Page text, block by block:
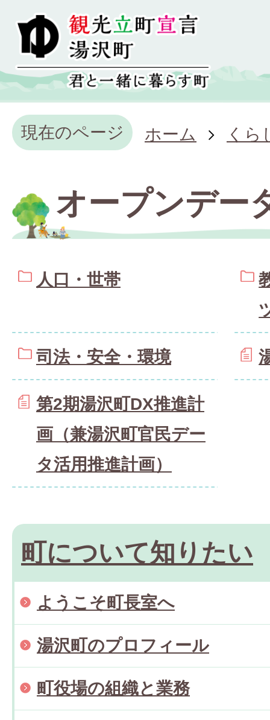
現在のページ ホーム くら
オープンデー
人口・世帯
司法・安全・環境
第2期湯沢町DX推進計
画（兼湯沢町官民デー
タ活用推進計画）
町について知りたい
ようこそ町長室へ
湯沢町のプロフィール
町役場の組織と業務